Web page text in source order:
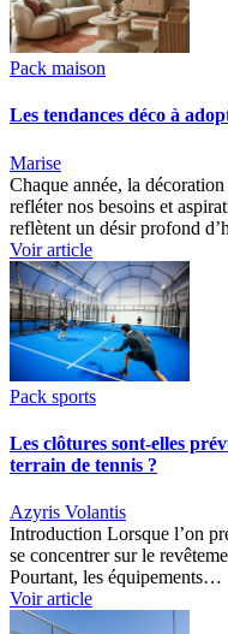
Pack maison
Les tendances déco à
Marise
Chaque année, la
refléter nos besoins et
reflètent un désir profond
Voir article
Pack sports
Les clôtures sont-elles
terrain de tennis ?
Azyris Volantis
Introduction Lorsque l’on
se concentrer sur le
Pourtant, les équipements…
Voir article